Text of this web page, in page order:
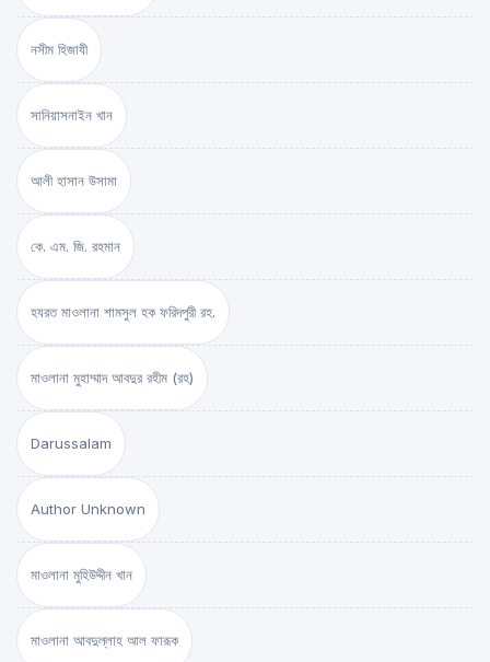
নসীম হিজাযী
সানিয়াসনাইন খান
আলী হাসান উসামা
কে. এম. জি. রহমান
হযরত মাওলানা শামসুল হক ফরিদপুরী রহ.
মাওলানা মুহাম্মাদ আবদুর রহীম (রহ)
Darussalam
Author Unknown
মাওলানা মুহিউদ্দীন খান
মাওলানা আবদুল্লাহ আল ফারূক